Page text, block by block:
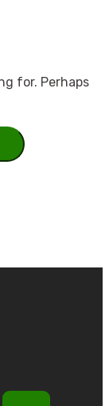
for. Perhaps